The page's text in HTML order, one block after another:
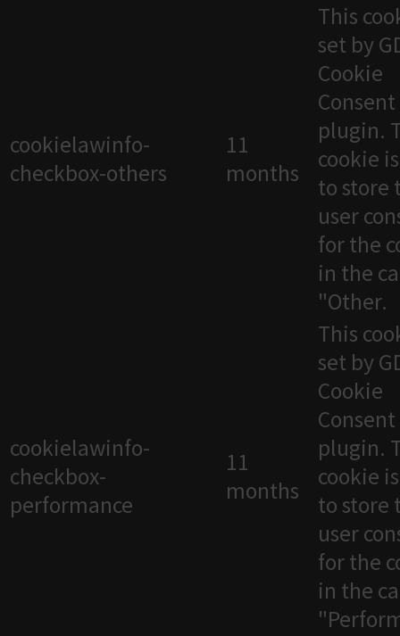
cookielawinfo-
checkbox-others
11
months
This
set by
Cookie
Consent
plugin.
cookie
to store
user
for the
in the
"Other.
cookielawinfo-
checkbox-
performance
11
months
This
set by
Cookie
Consent
plugin.
cookie
to store
user
for the
in the